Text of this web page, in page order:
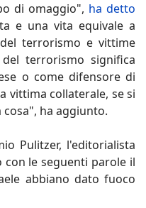
di omaggio", ha detto
e una vita equivale a
terrorismo e vittime
terrorismo significa
o come difensore di
vittima collaterale, se si
cosa", ha aggiunto.
Pulitzer, l'editorialista
con le seguenti parole il
abbiano dato fuoco